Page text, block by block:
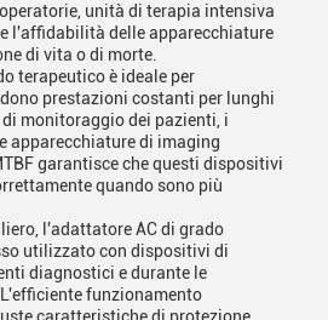
unità di terapia intensiva
l'affidabilità delle apparecchiature
di vita o di morte.
terapeutico è ideale per
prestazioni costanti per lunghi
monitoraggio dei pazienti, i
apparecchiature di imaging
garantisce che questi dispositivi
quando sono più
l'adattatore AC di grado
utilizzato con dispositivi di
diagnostici e durante le
funzionamento